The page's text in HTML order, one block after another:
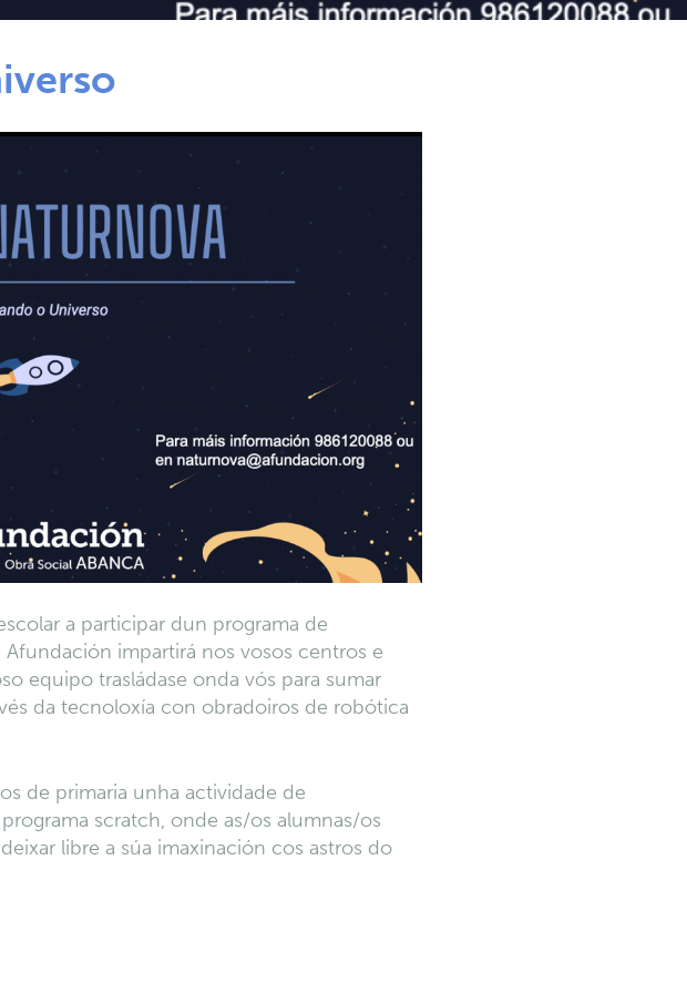
a participar dun programa de
impartirá nos vosos centros e
equipo trasládase onda vós para sumar
da tecnoloxía con obradoiros de robótica
de primaria unha actividade de
scratch, onde as/os alumnas/os
libre a súa imaxinación cos astros do